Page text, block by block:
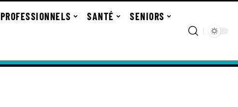
PROFESSIONNELS SANTÉ SENIORS